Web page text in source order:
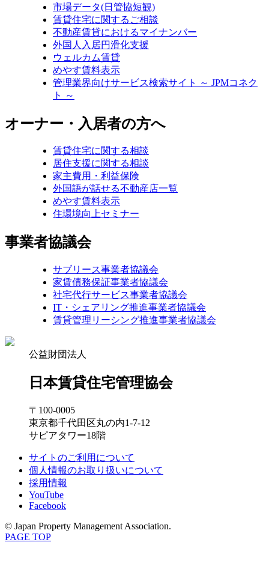
市場データ(日管協短観)
賃貸住宅に関するご相談
不動産賃貸におけるマイナンバー
外国人入居円滑化支援
ウェルカム賃貸
めやす賃料表示
管理業界向けサービス検索サイト ～ JPMコネク
ト ～
オーナー・入居者の方へ
賃貸住宅に関する相談
居住支援に関する相談
家主費用・利益保険
外国語が話せる不動産店一覧
めやす賃料表示
住環境向上セミナー
事業者協議会
サブリース事業者協議会
家賃債務保証事業者協議会
社宅代行サービス事業者協議会
IT・シェアリング推進事業者協議会
賃貸管理リーシング推進事業者協議会
公益財団法人
日本賃貸住宅管理協会
〒100-0005
東京都千代田区丸の内1-7-12
サピアタワー18階
サイトのご利用について
個人情報のお取り扱いについて
採用情報
YouTube
Facebook
© Japan Property Management Association.
PAGE TOP